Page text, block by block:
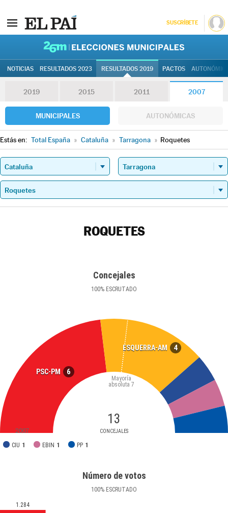
SUSCRÍBETE
NOTICIAS RESULTADOS 2023 RESULTADOS 2019 PACTOS
2019 2015 2011 2007
MUNICIPALES AUTONÓMICAS
Estás en: Total España » Cataluña » Tarragona » Roquetes
ROQUETES
Concejales
100% ESCRUTADO
PSC-PM 6
ESQUERRA-AM 4
13
CONCEJALES
Mayoría
absoluta 7
CIU 1 EBIN 1 PP 1
2007
Número de votos
100% ESCRUTADO
1.284